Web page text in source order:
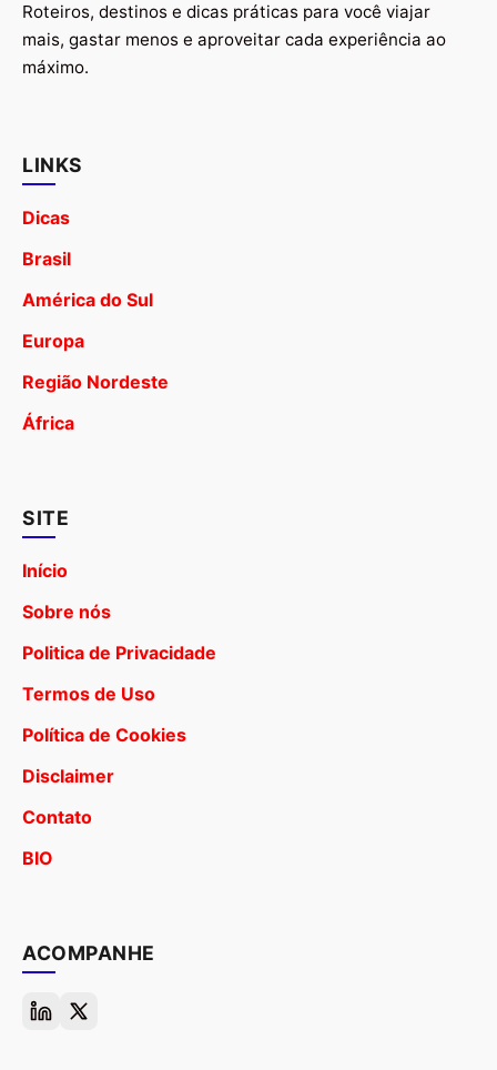
Roteiros, destinos e dicas práticas para você viajar
mais, gastar menos e aproveitar cada experiência ao
máximo.
LINKS
Dicas
Brasil
América do Sul
Europa
Região Nordeste
África
SITE
Início
Sobre nós
Politica de Privacidade
Termos de Uso
Política de Cookies
Disclaimer
Contato
BIO
ACOMPANHE